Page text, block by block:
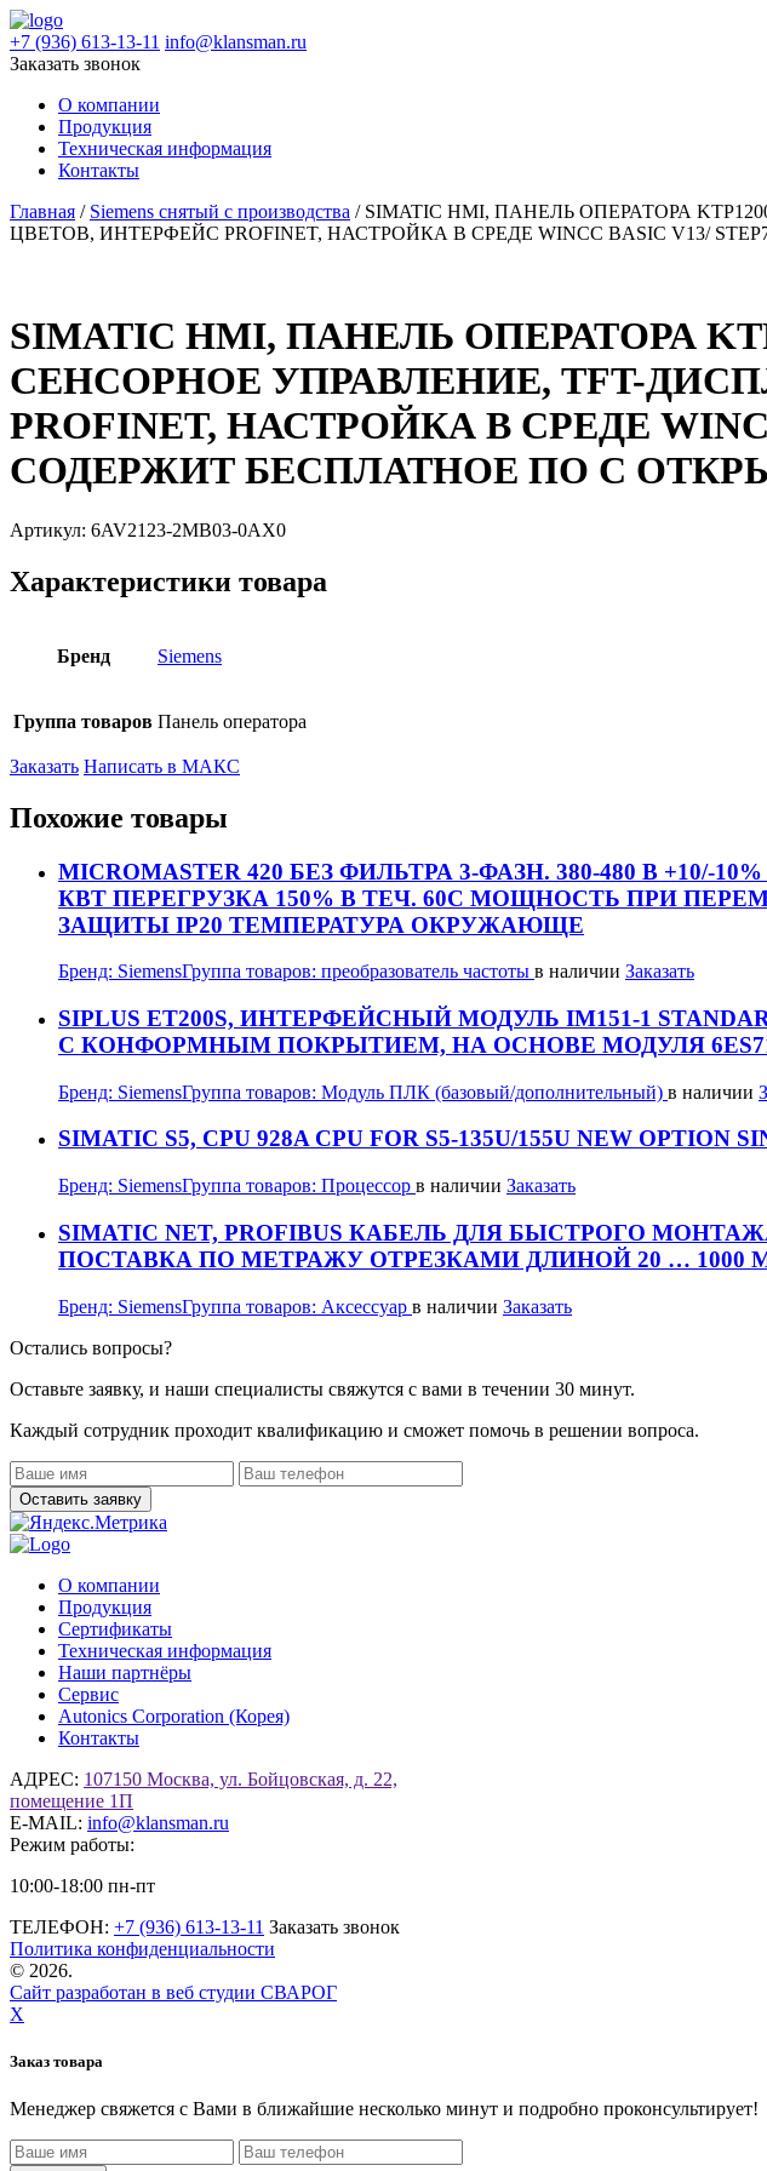
+7 (936) 613-13-11 info@klansman.ru
Заказать звонок
О компании
Продукция
Техническая информация
Контакты
Главная / Siemens снятый с производства / SIMATIC HMI, ПАНЕЛЬ ОПЕРАТОРА
ЦВЕТОВ, ИНТЕРФЕЙС PROFINET, НАСТРОЙКА В СРЕДЕ WINCC BASIC V13/
SIMATIC HMI, ПАНЕЛЬ ОПЕРАТОРА
СЕНСОРНОЕ УПРАВЛЕНИЕ, TFT-
PROFINET, НАСТРОЙКА В СРЕДЕ
СОДЕРЖИТ БЕСПЛАТНОЕ ПО С
Артикул: 6AV2123-2MB03-0AX0
Характеристики товара
Бренд Siemens
Группа товаров Панель оператора
Заказать Написать в МАКС
Похожие товары
MICROMASTER 420 БЕЗ ФИЛЬТРА 3-ФАЗН. 380-480 В
КВТ ПЕРЕГРУЗКА 150% В ТЕЧ. 60С МОЩНОСТЬ ПРИ
ЗАЩИТЫ IP20 ТЕМПЕРАТУРА ОКРУЖАЮЩЕ
Бренд: SiemensГруппа товаров: преобразователь частоты в наличии Заказать
SIPLUS ET200S, ИНТЕРФЕЙСНЫЙ МОДУЛЬ IM151-1
С КОНФОРМНЫМ ПОКРЫТИЕМ, НА ОСНОВЕ МОДУЛЯ
Бренд: SiemensГруппа товаров: Модуль ПЛК (базовый/дополнительный) в наличии
SIMATIC S5, CPU 928A CPU FOR S5-135U/155U NEW OPTION
Бренд: SiemensГруппа товаров: Процессор в наличии Заказать
SIMATIC NET, PROFIBUS КАБЕЛЬ ДЛЯ БЫСТРОГО
ПОСТАВКА ПО МЕТРАЖУ ОТРЕЗКАМИ ДЛИНОЙ 20 … 1000
Бренд: SiemensГруппа товаров: Аксессуар в наличии Заказать
Остались вопросы?
Оставьте заявку, и наши специалисты свяжутся с вами в течении 30 минут.
Каждый сотрудник проходит квалификацию и сможет помочь в решении вопроса.
О компании
Продукция
Сертификаты
Техническая информация
Наши партнёры
Сервис
Autonics Corporation (Корея)
Контакты
АДРЕС: 107150 Москва, ул. Бойцовская, д. 22,
помещение 1П
E-MAIL: info@klansman.ru
Режим работы:
10:00-18:00 пн-пт
ТЕЛЕФОН: +7 (936) 613-13-11 Заказать звонок
Политика конфиденциальности
© 2026.
Сайт разработан в веб студии СВАРОГ
X
Заказ товара
Менеджер свяжется с Вами в ближайшие несколько минут и подробно проконсультирует!